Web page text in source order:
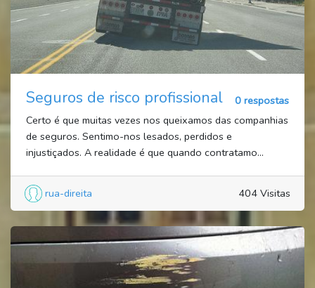
Seguros de risco profissional
0 respostas
Certo é que muitas vezes nos queixamos das companhias
de seguros. Sentimo-nos lesados, perdidos e
injustiçados. A realidade é que quando contratamo...
rua-direita 404 Visitas